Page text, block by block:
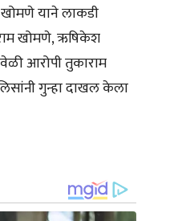
खोमणे याने लाकडी
खोमणे, ऋषिकेश
आरोपी तुकाराम
गुन्हा दाखल केला